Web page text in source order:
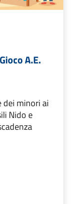
A.E.
dei minori ai
Nido e